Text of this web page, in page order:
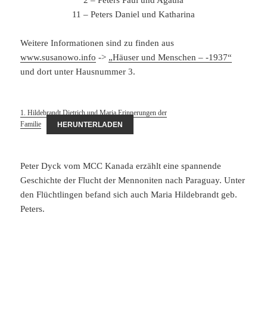
11 – Peters Daniel und Katharina
Weitere Informationen sind zu finden aus
www.susanowo.info -> „Häuser und Menschen – -1937“
und dort unter Hausnummer 3.
1. Hildebrandt Dietrich und Maria Erinnerungen der
Familie
HERUNTERLADEN
Peter Dyck vom MCC Kanada erzählt eine spannende
Geschichte der Flucht der Mennoniten nach Paraguay. Unter
den Flüchtlingen befand sich auch Maria Hildebrandt geb.
Peters.